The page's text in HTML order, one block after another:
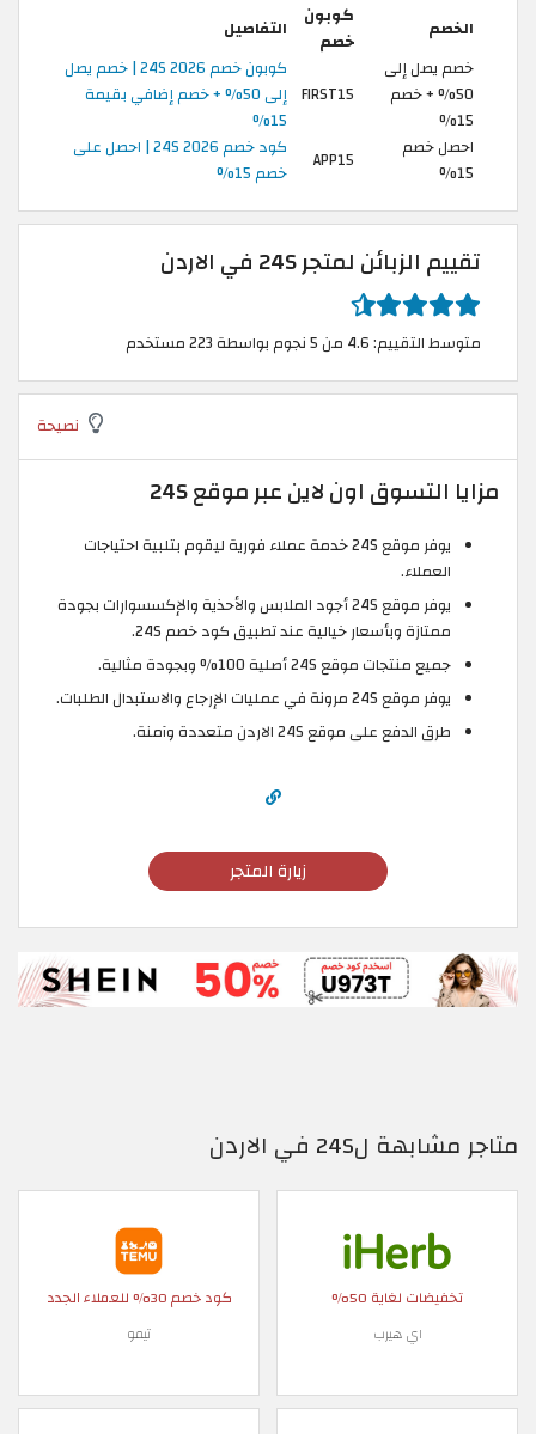
الخصم
كوبون
خصم
التفاصيل
خصم يصل إلى
50% + خصم
15%
FIRST15
كوبون خصم 24S 2026 | خصم يصل
إلى 50% + خصم إضافي بقيمة
15%
احصل خصم
15%
APP15
كود خصم 24S 2026 | احصل على
خصم 15%
تقييم الزبائن لمتجر 24S في الاردن
متوسط التقييم: 4.6 من 5 نجوم بواسطة 223 مستخدم
نصيحة
مزايا التسوق اون لاين عبر موقع 24S
يوفر موقع 24S خدمة عملاء فورية ليقوم بتلبية احتياجات
العملاء.
يوفر موقع 24S أجود الملابس والأحذية والإكسسوارات بجودة
ممتازة وبأسعار خيالية عند تطبيق كود خصم 24S.
جميع منتجات موقع 24S أصلية 100% وبجودة مثالية.
يوفر موقع 24S مرونة في عمليات الإرجاع والاستبدال الطلبات.
طرق الدفع على موقع 24S الاردن متعددة وآمنة.
زيارة المتجر
متاجر مشابهة ل24S في الاردن
تخفيضات لغاية 50%
اي هيرب
كود خصم 30% للعملاء الجدد
تيمو